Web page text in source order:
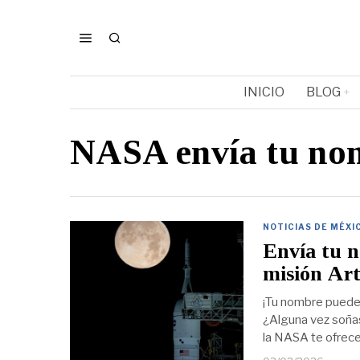
INICIO BLOG
NASA envía tu
NOTICIAS DE
Envía tu
misión
¡Tu nombre
¿Alguna vez
la NASA te